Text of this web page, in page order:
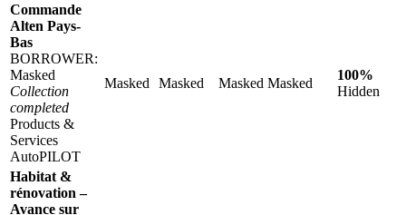
Commande
Alten Pays-
Bas
BORROWER:
Masked
Collection
completed
Products &
Services
AutoPILOT
Masked Masked Masked Masked
100%
Hidden
Habitat &
rénovation –
Avance sur